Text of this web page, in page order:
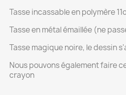
Tasse incassable en polymère
Tasse en métal émaillée (ne
Tasse magique noire, le dessin
Nous pouvons également faire
crayon